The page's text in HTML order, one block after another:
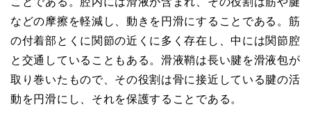
などの摩擦を軽減し、動きを円滑にすることである。筋
の付着部とくに関節の近くに多く存在し、中には関節腔
と交通していることもある。滑液鞘は長い腱を滑液包が
取り巻いたもので、その役割は骨に接近している腱の活
動を円滑にし、それを保護することである。